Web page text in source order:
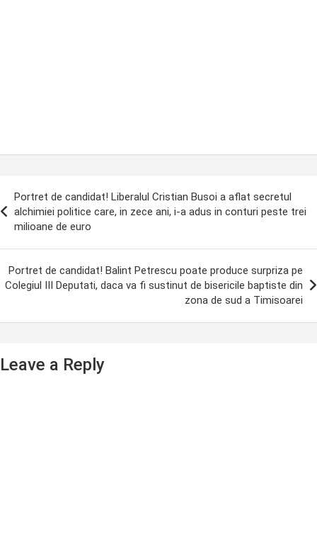
Portret de candidat! Liberalul Cristian Busoi a aflat secretul
alchimiei politice care, in zece ani, i-a adus in conturi peste trei
milioane de euro
Portret de candidat! Balint Petrescu poate produce surpriza pe
Colegiul III Deputati, daca va fi sustinut de bisericile baptiste din
zona de sud a Timisoarei
Leave a Reply